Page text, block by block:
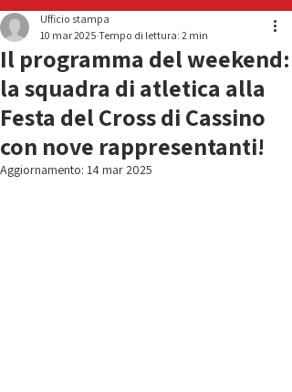
Il programma del weekend:
la squadra di atletica alla
Festa del Cross di Cassino
con nove rappresentanti!
Ufficio stampa
10 mar 2025 Tempo di lettura: 2 min
Aggiornamento: 14 mar 2025